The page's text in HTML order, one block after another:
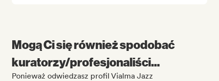
Mogą Ci się również spodobać
kuratorzy/profesjonaliści...
Ponieważ odwiedzasz profil Vialma Jazz